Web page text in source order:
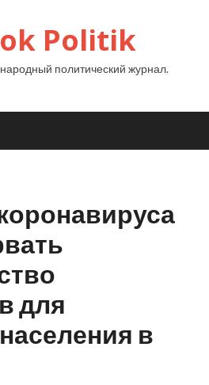
Politik
политический журнал.
для
в